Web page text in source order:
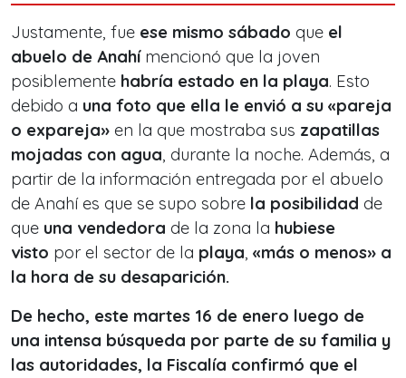
Justamente, fue ese mismo sábado que el
abuelo de Anahímencionó que la joven
posiblemente habría estado en la playa. Esto
debido a una foto que ella le envió a su «pareja
o expareja» en la que mostraba sus zapatillas
mojadas con agua, durante la noche. Además, a
partir de la información entregada por el abuelo
de Anahí es que se supo sobre la posibilidad de
que una vendedora de la zona la hubiese
visto por el sector de la playa, «más o menos» a
la hora de su desaparición.
De hecho, este martes 16 de enero luego de
una intensa búsqueda por parte de su familia y
las autoridades, la Fiscalía confirmó que el